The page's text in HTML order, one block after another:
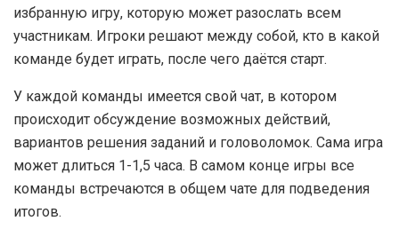
избранную игру, которую может разослать всем
участникам. Игроки решают между собой, кто в какой
команде будет играть, после чего даётся старт.
У каждой команды имеется свой чат, в котором
происходит обсуждение возможных действий,
вариантов решения заданий и головоломок. Сама игра
может длиться 1-1,5 часа. В самом конце игры все
команды встречаются в общем чате для подведения
итогов.